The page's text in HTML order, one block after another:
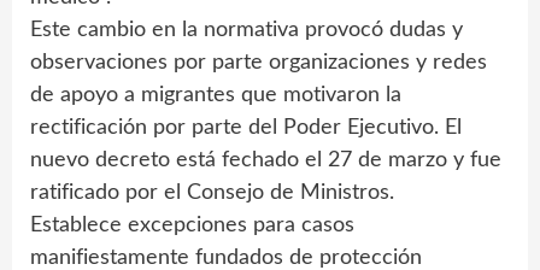
Este cambio en la normativa provocó dudas y
observaciones por parte organizaciones y redes
de apoyo a migrantes que motivaron la
rectificación por parte del Poder Ejecutivo. El
nuevo decreto está fechado el 27 de marzo y fue
ratificado por el Consejo de Ministros.
Establece excepciones para casos
manifiestamente fundados de protección